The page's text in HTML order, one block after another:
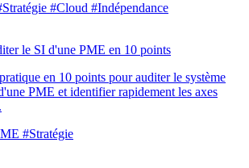
#Cloud #Indépendance
le SI d'une PME en 10 points
en 10 points pour auditer le système
PME et identifier rapidement les axes
#Stratégie